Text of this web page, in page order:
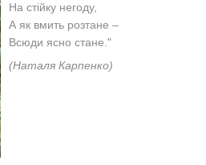
На стійку негоду,
А як вмить розтане –
Всюди ясно стане."
(Наталя Карпенко)